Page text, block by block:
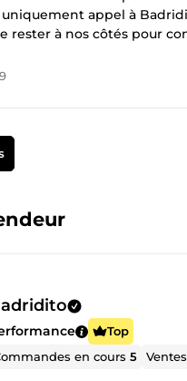
appel à
rester à nos côtés pour
Top
en cours5